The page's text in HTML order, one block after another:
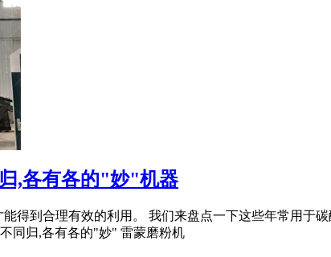
,各有各的"妙"机器
得到合理有效的利用。 我们来盘点一下这些年常用于
同归,各有各的"妙" 雷蒙磨粉机